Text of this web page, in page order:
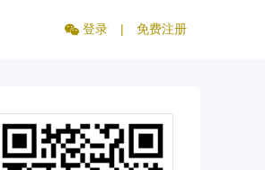
登录 | 免费注册